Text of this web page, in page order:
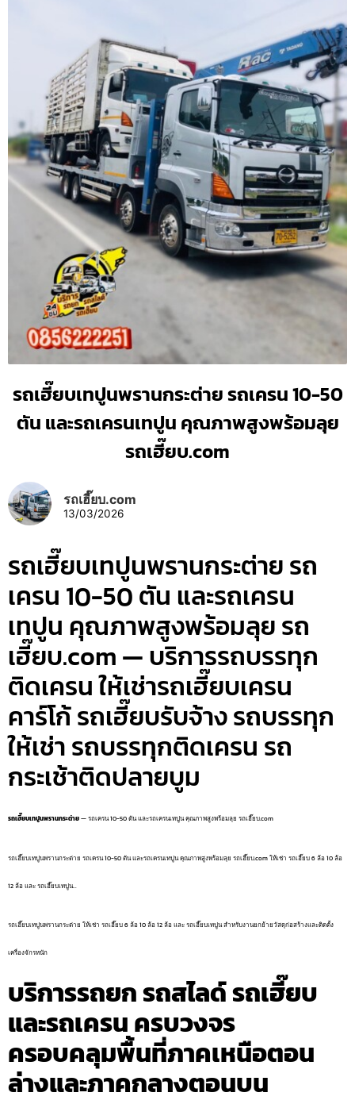
รถเฮี๊ยบเทปูนพรานกระต่าย รถเครน 10-50
ตัน และรถเครนเทปูน คุณภาพสูงพร้อมลุย
รถเฮี๊ยบ.com
รถเฮี๊ยบ.com
13/03/2026
รถเฮี๊ยบเทปูนพรานกระต่าย รถ
เครน 10-50 ตัน และรถเครน
เทปูน คุณภาพสูงพร้อมลุย รถ
เฮี๊ยบ.com — บริการรถบรรทุก
ติดเครน ให้เช่ารถเฮี๊ยบเครน
คาร์โก้ รถเฮี๊ยบรับจ้าง รถบรรทุก
ให้เช่า รถบรรทุกติดเครน รถ
กระเช้าติดปลายบูม
รถเฮี๊ยบเทปูนพรานกระต่าย— รถเครน 10-50 ตัน และรถเครนเทปูน คุณภาพสูงพร้อมลุย รถเฮี๊ยบ.com
รถเฮี๊ยบเทปูนพรานกระต่าย รถเครน 10-50 ตัน และรถเครนเทปูน คุณภาพสูงพร้อมลุย รถเฮี๊ยบ.com ให้เช่า รถเฮี๊ยบ 6 ล้อ 10 ล้อ
12 ล้อ และ รถเฮี๊ยบเทปูน…
รถเฮี๊ยบเทปูนพรานกระต่าย ให้เช่า รถเฮี๊ยบ 6 ล้อ 10 ล้อ 12 ล้อ และ รถเฮี๊ยบเทปูน สำหรับงานยกย้ายวัสดุก่อสร้างและติดตั้ง
เครื่องจักรหนัก
บริการรถยก รถสไลด์ รถเฮี๊ยบ
และรถเครน ครบวงจร
ครอบคลุมพื้นที่ภาคเหนือตอน
ล่างและภาคกลางตอนบน